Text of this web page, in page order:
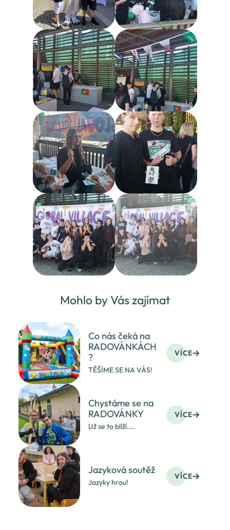
Mohlo by Vás zajímat
Co nás čeká na
RADOVÁNKÁCH
?
TĚŠÍME SE NA VÁS!
VÍCE
Chystáme se na
RADOVÁNKY
Už se to blíží....
VÍCE
Jazyková soutěž
Jazyky hrou!
VÍCE